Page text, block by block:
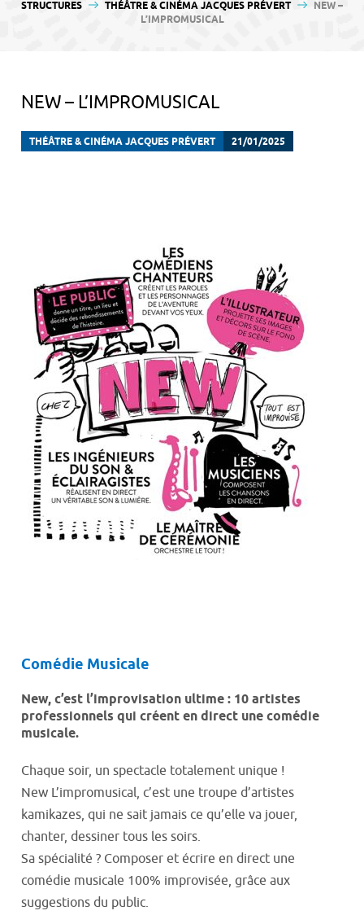
STRUCTURES
THÉÂTRE & CINÉMA JACQUES PRÉVERT
NEW –
L’IMPROMUSICAL
NEW – L’IMPROMUSICAL
THÉÂTRE & CINÉMA JACQUES PRÉVERT 21/01/2025
Comédie Musicale
New, c’est l’improvisation ultime : 10 artistes
professionnels qui créent en direct une comédie
musicale.
Chaque soir, un spectacle totalement unique !
New L’impromusical, c’est une troupe d’artistes
kamikazes, qui ne sait jamais ce qu’elle va jouer,
chanter, dessiner tous les soirs.
Sa spécialité ? Composer et écrire en direct une
comédie musicale 100% improvisée, grâce aux
suggestions du public.